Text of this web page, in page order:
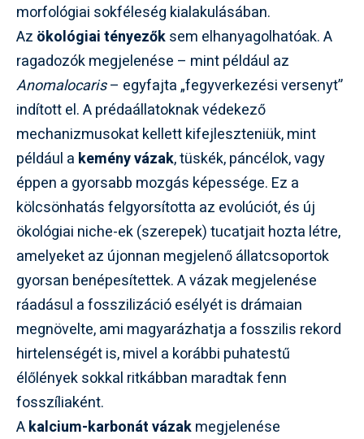
morfológiai sokféleség kialakulásában.
Az ökológiai tényezőksem elhanyagolhatóak. A
ragadozók megjelenése – mint például az
Anomalocaris– egyfajta „fegyverkezési versenyt”
indított el. A prédaállatoknak védekező
mechanizmusokat kellett kifejleszteniük, mint
például a kemény vázak, tüskék, páncélok, vagy
éppen a gyorsabb mozgás képessége. Ez a
kölcsönhatás felgyorsította az evolúciót, és új
ökológiai niche-ek (szerepek) tucatjait hozta létre,
amelyeket az újonnan megjelenő állatcsoportok
gyorsan benépesítettek. A vázak megjelenése
ráadásul a fosszilizáció esélyét is drámaian
megnövelte, ami magyarázhatja a fosszilis rekord
hirtelenségét is, mivel a korábbi puhatestű
élőlények sokkal ritkábban maradtak fenn
fosszíliaként.
Akalcium-karbonát vázakmegjelenése